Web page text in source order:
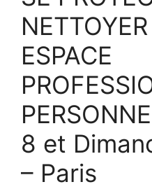
ESPACE
8 et
– Paris